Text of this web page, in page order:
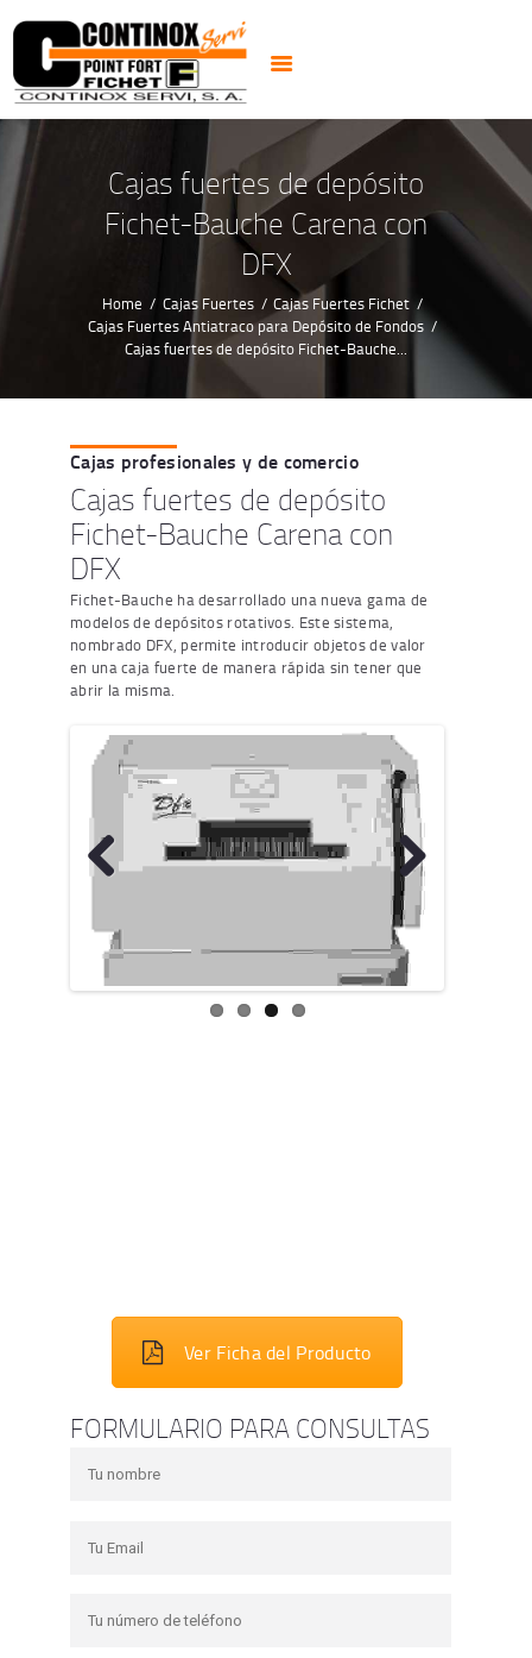
Cajas fuertes de depósito
Fichet-Bauche Carena con
DFX
Home Cajas Fuertes
Cajas Fuertes Fichet
Cajas Fuertes Antiatraco para Depósito de Fondos
Cajas fuertes de depósito Fichet-Bauche...
PUERTAS
CERRADURAS
CAJAS FUERTES
CERRAJEROS 24H
ALARMAS CCTV
NOTICIAS
CONTACTO
Cajas profesionales y de comercio
Cajas fuertes de depósito
Fichet-Bauche Carena con
DFX
Fichet-Bauche ha desarrollado una nueva gama de
modelos de depósitos rotativos. Este sistema,
nombrado DFX, permite introducir objetos de valor
en una caja fuerte de manera rápida sin tener que
abrir la misma.
us
Next
Ver Ficha del Producto
FORMULARIO PARA CONSULTAS